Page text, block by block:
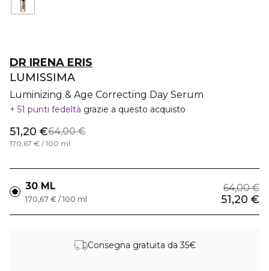
DR IRENA ERIS
LUMISSIMA
Luminizing & Age Correcting Day Serum
51 punti fedeltà grazie a questo acquisto
51,20 €64,00 €
170,67 € / 100 ml
30 ML 64,00 €
51,20 €
170,67 € / 100 ml
Consegna gratuita da 35€